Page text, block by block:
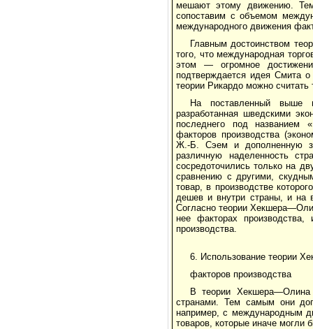
мешают этому движению.
сопоставим с объемом
международного движения
Главным достоинством
того, что международная
этом — огромное
подтверждается идея Смита
теории Рикардо можно
На поставленный выше
разработанная шведскими
последнего под названием
факторов производства
Ж.-Б. Сэем и дополненную
различную наделенность
сосредоточились только на
сравнению с другими,
товар, в производстве
дешев и внутри страны, и на
Согласно теории
нее факторах
производства.
6. Использование теории
факторов производства
В теории
странами. Тем самым они
например, с международным
товаров, которые иначе могли